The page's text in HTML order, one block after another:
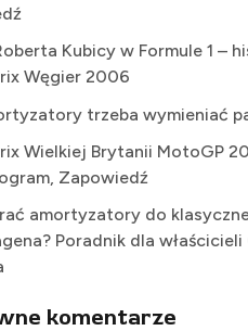
Kubicy w Formule 1 –
Węgier 2006
trzeba wymieniać
Wielkiej Brytanii MotoGP
Zapowiedź
amortyzatory do
Poradnik dla właścicieli
komentarze